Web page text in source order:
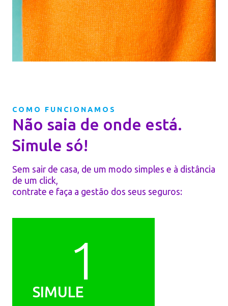
COMO FUNCIONAMOS
Não saia de onde está.
Simule só!
Sem sair de casa, de um modo simples e à distância
de um click,
contrate e faça a gestão dos seus seguros:
1
SIMULE